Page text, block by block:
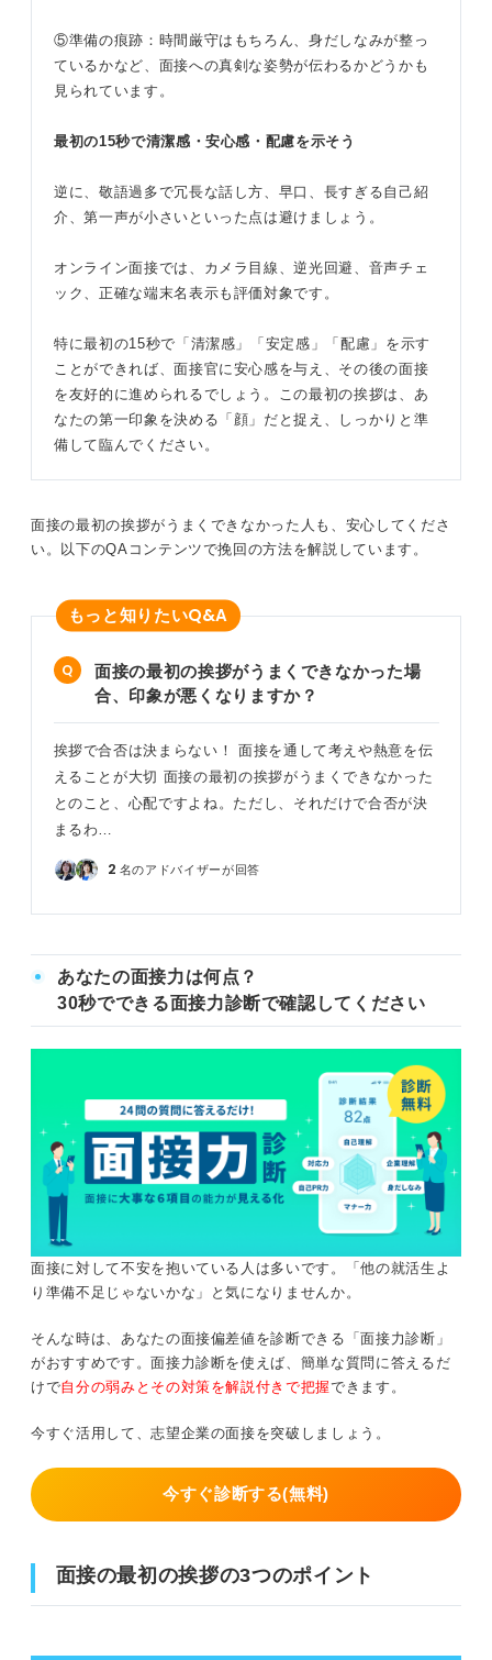
⑤準備の痕跡：時間厳守はもちろん、身だしなみが整っ
ているかなど、面接への真剣な姿勢が伝わるかどうかも
見られています。
最初の15秒で清潔感・安心感・配慮を示そう
逆に、敬語過多で冗長な話し方、早口、長すぎる自己紹
介、第一声が小さいといった点は避けましょう。
オンライン面接では、カメラ目線、逆光回避、音声チェ
ック、正確な端末名表示も評価対象です。
特に最初の15秒で「清潔感」「安定感」「配慮」を示す
ことができれば、面接官に安心感を与え、その後の面接
を友好的に進められるでしょう。この最初の挨拶は、あ
なたの第一印象を決める「顔」だと捉え、しっかりと準
備して臨んでください。
面接の最初の挨拶がうまくできなかった人も、安心してくださ
い。以下のQAコンテンツで挽回の方法を解説しています。
もっと知りたいQ&A
面接の最初の挨拶がうまくできなかった場
合、印象が悪くなりますか？
挨拶で合否は決まらない！ 面接を通して考えや熱意を伝
えることが大切 面接の最初の挨拶がうまくできなかった
とのこと、心配ですよね。ただし、それだけで合否が決
まるわ…
2 名のアドバイザーが回答
あなたの面接力は何点？
30秒でできる面接力診断で確認してください
面接に対して不安を抱いている人は多いです。「他の就活生よ
り準備不足じゃないかな」と気になりませんか。
そんな時は、あなたの面接偏差値を診断できる「面接力診断」
がおすすめです。面接力診断を使えば、簡単な質問に答えるだ
けで自分の弱みとその対策を解説付きで把握できます。
今すぐ活用して、志望企業の面接を突破しましょう。
今すぐ診断する(無料)
面接の最初の挨拶の3つのポイント